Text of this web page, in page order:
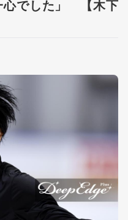
心でした」 【木下